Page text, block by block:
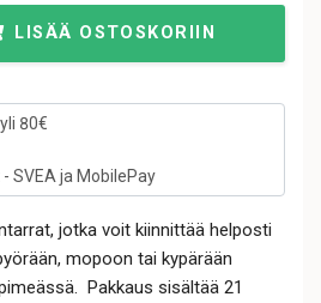
LISÄÄ OSTOSKORIIN
80€
SVEA ja MobilePay
jotka voit kiinnittää helposti
mopoon tai kypärään
Pakkaus sisältää 21